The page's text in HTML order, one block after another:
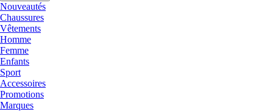
Nouveautés
Chaussures
Vêtements
Homme
Femme
Enfants
Sport
Accessoires
Promotions
Marques